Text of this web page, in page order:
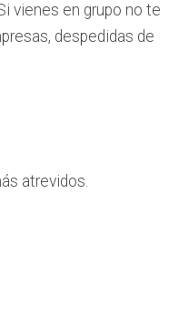
vienes en grupo no te
despedidas de
atrevidos.